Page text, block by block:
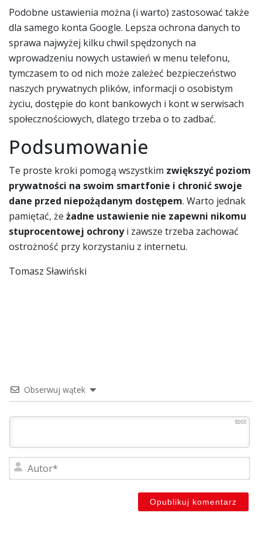
Podobne ustawienia można (i warto) zastosować także
dla samego konta Google. Lepsza ochrona danych to
sprawa najwyżej kilku chwil spędzonych na
wprowadzeniu nowych ustawień w menu telefonu,
tymczasem to od nich może zależeć bezpieczeństwo
naszych prywatnych plików, informacji o osobistym
życiu, dostępie do kont bankowych i kont w serwisach
społecznościowych, dlatego trzeba o to zadbać.
Podsumowanie
Te proste kroki pomogą wszystkim zwiększyć poziom
prywatności na swoim smartfonie i chronić swoje
dane przed niepożądanym dostępem. Warto jednak
pamiętać, że żadne ustawienie nie zapewni nikomu
stuprocentowej ochronyi zawsze trzeba zachować
ostrożność przy korzystaniu z internetu.
Tomasz Sławiński
Obserwuj wątek
8000